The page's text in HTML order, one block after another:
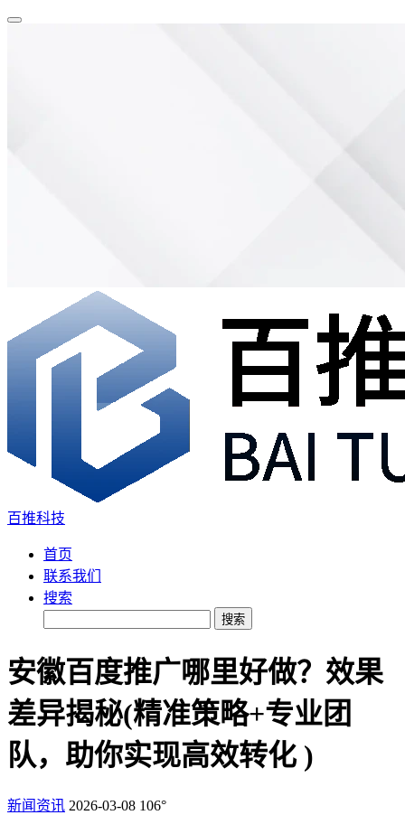
百推科技
首页
联系我们
搜索
搜索
安徽百度推广哪里好做？效果
差异揭秘(精准策略+专业团
队，助你实现高效转化 )
新闻资讯 2026-03-08 106°